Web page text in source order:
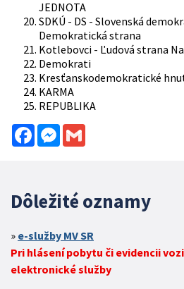
JEDNOTA
SDKÚ - DS - Slovenská
Demokratická strana
Kotlebovci - Ľudová strana
Demokrati
Kresťanskodemokratické
KARMA
REPUBLIKA
FacebookMessenger
Dôležité oznamy
e-služby MV SR
Pri hlásení pobytu či evidencii
elektronické služby